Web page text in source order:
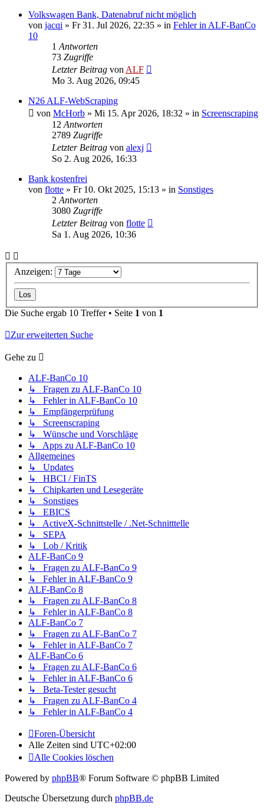
Volkswagen Bank, Datenabruf nicht möglich
von jacqi » Fr 31. Jul 2026, 22:35 » in Fehler in ALF-BanCo
10
1 Antworten
73 Zugriffe
Letzter Beitrag von ALF
Mo 3. Aug 2026, 09:45
N26 ALF-WebScraping
von McHorb » Mi 15. Apr 2026, 18:32 » in Screenscraping
12 Antworten
2789 Zugriffe
Letzter Beitrag von alexj
So 2. Aug 2026, 16:33
Bank kostenfrei
von flotte » Fr 10. Okt 2025, 15:13 » in Sonstiges
2 Antworten
3080 Zugriffe
Letzter Beitrag von flotte
Sa 1. Aug 2026, 10:36
Anzeigen:
Die Suche ergab 10 Treffer • Seite 1 von 1
Zur erweiterten Suche
Gehe zu
ALF-BanCo 10
↳ Fragen zu ALF-BanCo 10
↳ Fehler in ALF-BanCo 10
↳ Empfängerprüfung
↳ Screenscraping
↳ Wünsche und Vorschläge
↳ Apps zu ALF-BanCo 10
Allgemeines
↳ Updates
↳ HBCI / FinTS
↳ Chipkarten und Lesegeräte
↳ Sonstiges
↳ EBICS
↳ ActiveX-Schnittstelle / .Net-Schnitttelle
↳ SEPA
↳ Lob / Kritik
ALF-BanCo 9
↳ Fragen zu ALF-BanCo 9
↳ Fehler in ALF-BanCo 9
ALF-BanCo 8
↳ Fragen zu ALF-BanCo 8
↳ Fehler in ALF-BanCo 8
ALF-BanCo 7
↳ Fragen zu ALF-BanCo 7
↳ Fehler in ALF-BanCo 7
ALF-BanCo 6
↳ Fragen zu ALF-BanCo 6
↳ Fehler in ALF-BanCo 6
↳ Beta-Tester gesucht
↳ Fragen zu ALF-BanCo 4
↳ Fehler in ALF-BanCo 4
Foren-Übersicht
Alle Zeiten sind UTC+02:00
Alle Cookies löschen
Powered by phpBB® Forum Software © phpBB Limited
Deutsche Übersetzung durch phpBB.de